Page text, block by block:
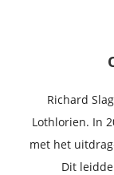
Richard
Lothlorien. In
met het
Dit